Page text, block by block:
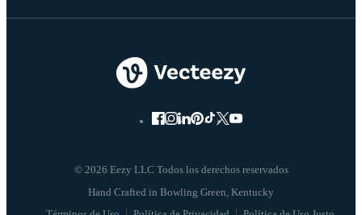
© 2026 Eezy LLC Todos los derechos reservados